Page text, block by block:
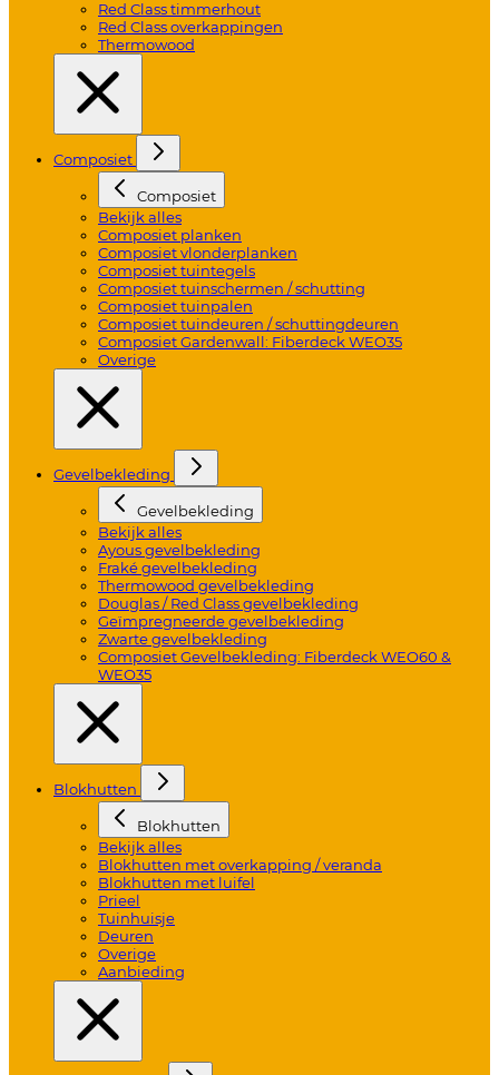
Red Class timmerhout
Red Class overkappingen
Thermowood
Composiet
Composiet
Bekijk alles
Composiet planken
Composiet vlonderplanken
Composiet tuintegels
Composiet tuinschermen / schutting
Composiet tuinpalen
Composiet tuindeuren / schuttingdeuren
Composiet Gardenwall: Fiberdeck WEO35
Overige
Gevelbekleding
Gevelbekleding
Bekijk alles
Ayous gevelbekleding
Fraké gevelbekleding
Thermowood gevelbekleding
Douglas / Red Class gevelbekleding
Geïmpregneerde gevelbekleding
Zwarte gevelbekleding
Composiet Gevelbekleding: Fiberdeck WEO60 &
WEO35
Blokhutten
Blokhutten
Bekijk alles
Blokhutten met overkapping / veranda
Blokhutten met luifel
Prieel
Tuinhuisje
Deuren
Overige
Aanbieding